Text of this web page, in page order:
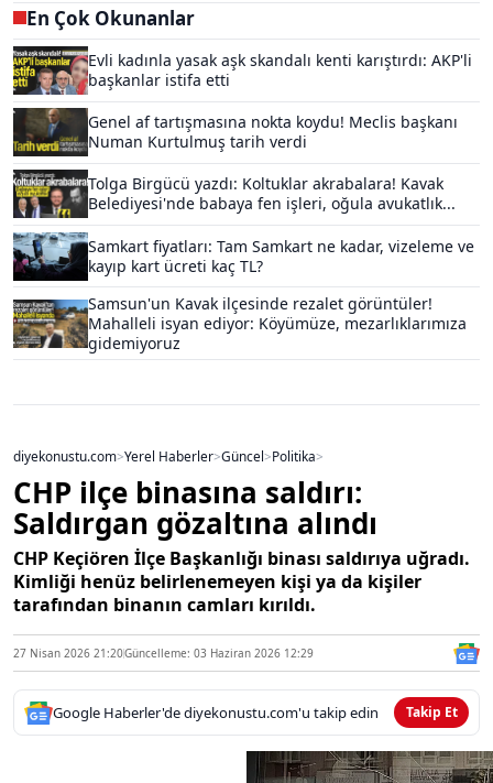
En Çok Okunanlar
Evli kadınla yasak aşk skandalı kenti karıştırdı: AKP'li
başkanlar istifa etti
Genel af tartışmasına nokta koydu! Meclis başkanı
Numan Kurtulmuş tarih verdi
Tolga Birgücü yazdı: Koltuklar akrabalara! Kavak
Belediyesi'nde babaya fen işleri, oğula avukatlık...
Samkart fiyatları: Tam Samkart ne kadar, vizeleme ve
kayıp kart ücreti kaç TL?
Samsun'un Kavak ilçesinde rezalet görüntüler!
Mahalleli isyan ediyor: Köyümüze, mezarlıklarımıza
gidemiyoruz
diyekonustu.com>Yerel Haberler>Güncel>Politika>
CHP ilçe binasına saldırı:
Saldırgan gözaltına alındı
CHP Keçiören İlçe Başkanlığı binası saldırıya uğradı.
Kimliği henüz belirlenemeyen kişi ya da kişiler
tarafından binanın camları kırıldı.
27 Nisan 2026 21:20Güncelleme: 03 Haziran 2026 12:29
Google Haberler'de diyekonustu.com'u takip edin Takip Et